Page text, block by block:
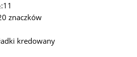
znaczków
kredowany